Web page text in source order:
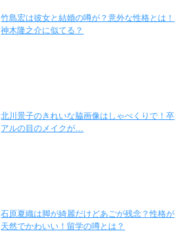
竹島宏は彼女と結婚の噂が？意外な性格とは！
神木隆之介に似てる？
北川景子のきれいな脇画像はしゃべくりで！卒
アルの目のメイクが…
石原夏織は脚が綺麗だけどあごが残念？性格が
天然でかわいい！留学の噂とは？